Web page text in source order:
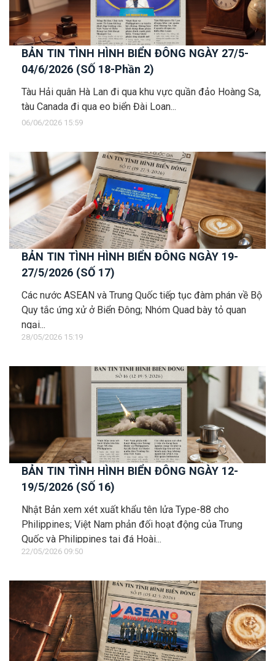
BẢN TIN TÌNH HÌNH BIỂN ĐÔNG NGÀY 27/5-
04/6/2026 (SỐ 18-Phần 2)
Tàu Hải quân Hà Lan đi qua khu vực quần đảo Hoàng Sa,
tàu Canada đi qua eo biển Đài Loan...
06/06/2026 15:59
BẢN TIN TÌNH HÌNH BIỂN ĐÔNG NGÀY 19-
27/5/2026 (SỐ 17)
Các nước ASEAN và Trung Quốc tiếp tục đàm phán về Bộ
Quy tắc ứng xử ở Biển Đông; Nhóm Quad bày tỏ quan
ngại...
28/05/2026 15:19
BẢN TIN TÌNH HÌNH BIỂN ĐÔNG NGÀY 12-
19/5/2026 (SỐ 16)
Nhật Bản xem xét xuất khẩu tên lửa Type-88 cho
Philippines; Việt Nam phản đối hoạt động của Trung
Quốc và Philippines tại đá Hoài...
22/05/2026 09:50